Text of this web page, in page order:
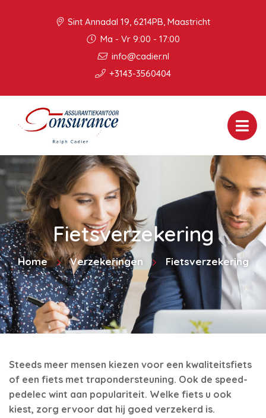
Sint Annadal 19, 6214PB, Maastricht
Ma - Vr 9:00 - 17:00
info@cadier.nl
+3143-3560404
Fietsverzekering
Home Verzekeringen Fietsverzekering
Steeds meer mensen kiezen voor een kwaliteitsfiets
of een fiets met trapondersteuning. Ook de speed-
pedelec wint aan populariteit. Welke fiets u ook
kiest, zorg ervoor dat hij goed verzekerd is.